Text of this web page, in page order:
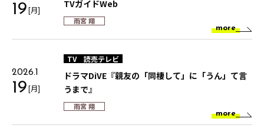
19[月] TVガイドWeb
雨宮 翔
more
2026.1
19[月]
TV 読売テレビ
ドラマDiVE『親友の「同棲して」に「うん」て言
うまで』
雨宮 翔
more